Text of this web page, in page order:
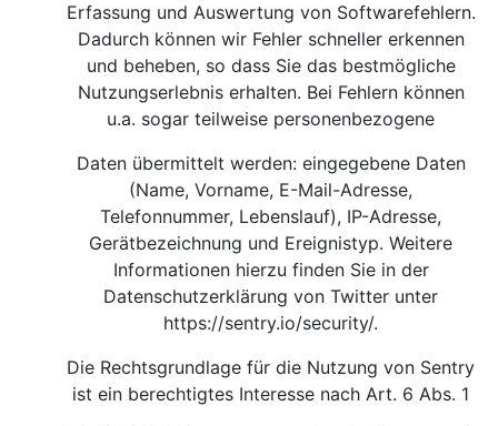
Erfassung und Auswertung von Softwarefehlern.
Dadurch können wir Fehler schneller erkennen
und beheben, so dass Sie das bestmögliche
Nutzungserlebnis erhalten. Bei Fehlern können
u.a. sogar teilweise personenbezogene
Daten übermittelt werden: eingegebene Daten
(Name, Vorname, E-Mail-Adresse,
Telefonnummer, Lebenslauf), IP-Adresse,
Gerätbezeichnung und Ereignistyp. Weitere
Informationen hierzu finden Sie in der
Datenschutzerklärung von Twitter unter
https://sentry.io/security/.
Die Rechtsgrundlage für die Nutzung von Sentry
ist ein berechtigtes Interesse nach Art. 6 Abs. 1